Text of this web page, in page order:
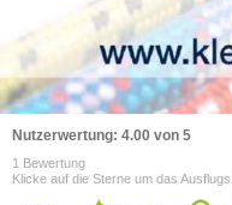
Nutzerwertung: 4.00 von 5
1 Bewertung
Klicke auf die Sterne um das